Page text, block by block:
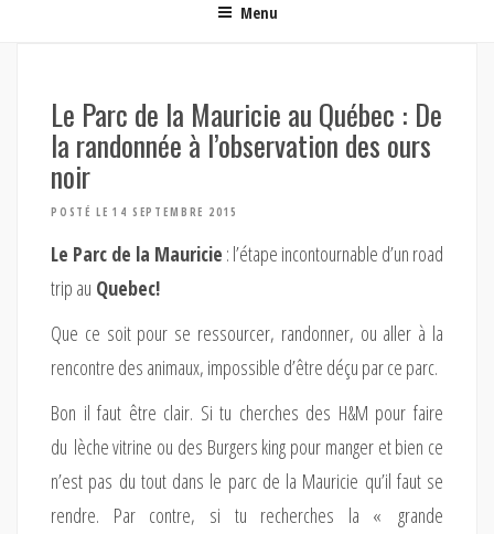
Menu
Le Parc de la Mauricie au Québec : De
la randonnée à l’observation des ours
noir
POSTÉ LE 14 SEPTEMBRE 2015
Le Parc de la Mauricie : l’étape incontournable d’un road
trip au Quebec!
Que ce soit pour se ressourcer, randonner, ou aller à la
rencontre des animaux, impossible d’être déçu par ce parc.
Bon il faut être clair. Si tu cherches des H&M pour faire
du lèche vitrine ou des Burgers king pour manger et bien ce
n’est pas du tout dans le parc de la Mauricie qu’il faut se
rendre. Par contre, si tu recherches la « grande